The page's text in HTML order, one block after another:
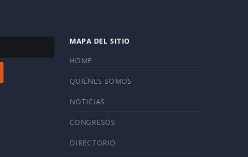
MAPA DEL SITIO
HOME
QUIÉNES SOMOS
NOTICIAS
CONGRESOS
DIRECTORIO